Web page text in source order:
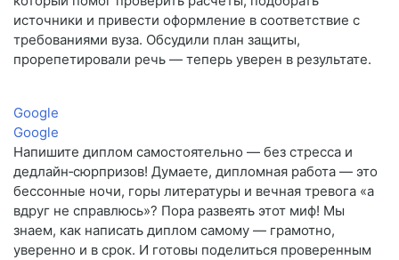
источники и привести оформление в соответствие с
требованиями вуза. Обсудили план защиты,
прорепетировали речь — теперь уверен в результате.
Google
Google
Напишите диплом самостоятельно — без стресса и
дедлайн‑сюрпризов! Думаете, дипломная работа — это
бессонные ночи, горы литературы и вечная тревога «а
вдруг не справлюсь»? Пора развеять этот миф! Мы
знаем, как написать диплом самому — грамотно,
уверенно и в срок. И готовы поделиться проверенным